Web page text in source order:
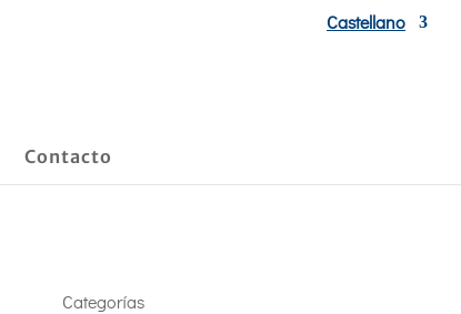
Castellano
Contacto
Categorías